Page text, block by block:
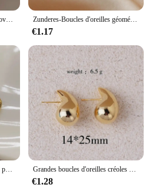
Boucles d'oreilles géométriques ovales en argent 925 pour femmes, boucles d'oreilles créoles, bijoux de fête et de mariage, design simple, eh2008, offre spéciale Zunderes-Boucles d'oreilles géométriques creuses croisées simples pour femmes, bijoux d'oreille exquis, cadeaux de fête de mariage, luxe abordable
€1.17
€1.28